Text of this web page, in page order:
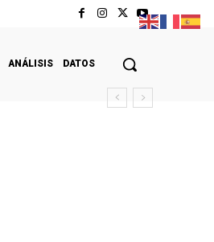
ANÁLISIS DATOS